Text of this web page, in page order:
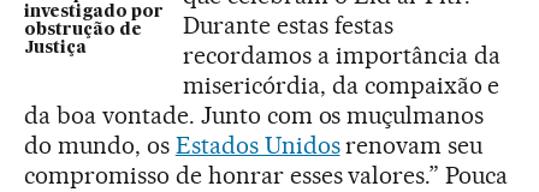
investigado por
obstrução de
Justiça
Durante estas festas
recordamos a importância da
misericórdia, da compaixão e
da boa vontade. Junto com os muçulmanos
do mundo, os Estados Unidosrenovam seu
compromisso de honrar esses valores.” Pouca